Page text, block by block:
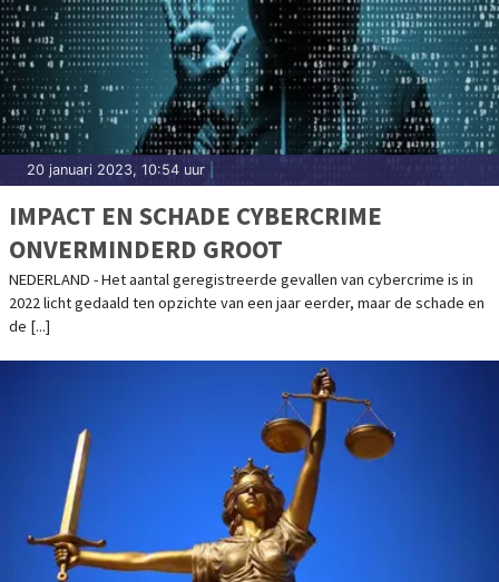
20 januari 2023, 10:54 uur
IMPACT EN SCHADE CYBERCRIME
ONVERMINDERD GROOT
NEDERLAND - Het aantal geregistreerde gevallen van cybercrime is in
2022 licht gedaald ten opzichte van een jaar eerder, maar de schade en
de [...]